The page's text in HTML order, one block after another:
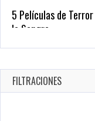
1337 Views
Revive el terror: El
Oct 20, 2025
1379 Views
FILTRACIONES